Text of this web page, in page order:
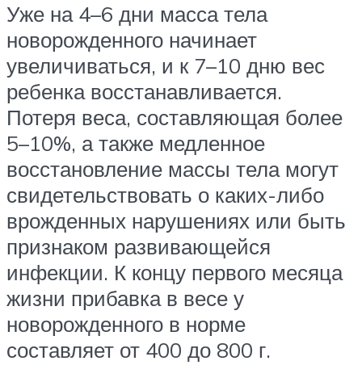
Уже на 4–6 дни масса тела
новорожденного начинает
увеличиваться, и к 7–10 дню вес
ребенка восстанавливается.
Потеря веса, составляющая более
5–10%, а также медленное
восстановление массы тела могут
свидетельствовать о каких-либо
врожденных нарушениях или быть
признаком развивающейся
инфекции. К концу первого месяца
жизни прибавка в весе у
новорожденного в норме
составляет от 400 до 800 г.